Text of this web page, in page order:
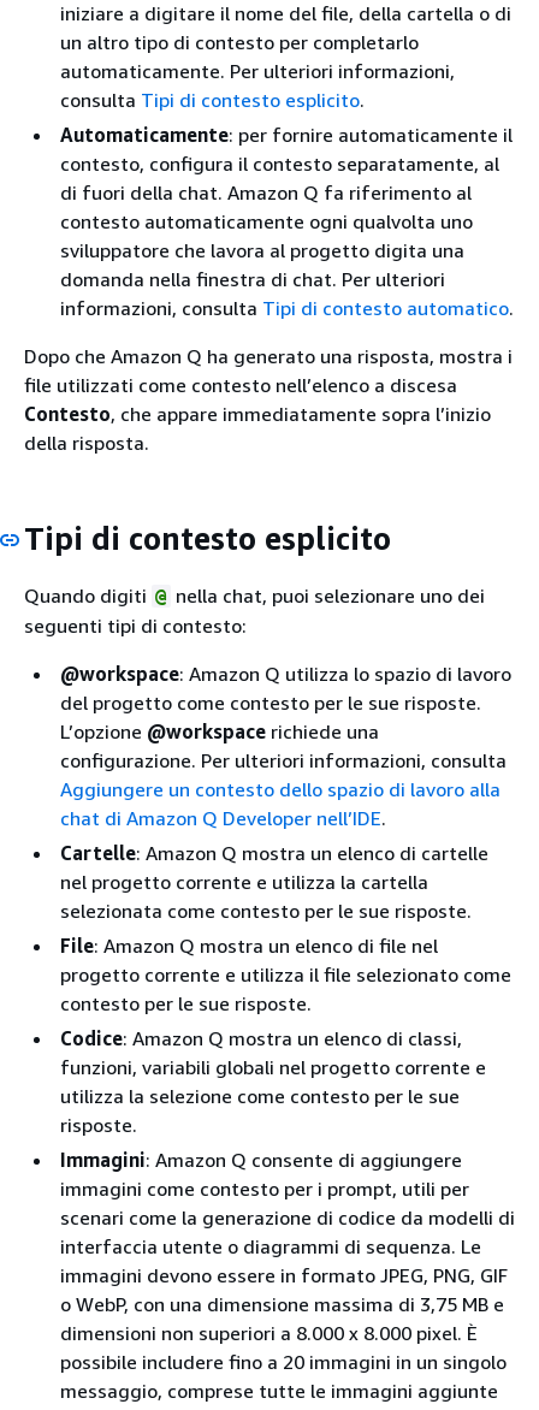
iniziare a digitare il nome del file, della cartella o di
un altro tipo di contesto per completarlo
automaticamente. Per ulteriori informazioni,
consulta Tipi di contesto esplicito.
Automaticamente: per fornire automaticamente il
contesto, configura il contesto separatamente, al
di fuori della chat. Amazon Q fa riferimento al
contesto automaticamente ogni qualvolta uno
sviluppatore che lavora al progetto digita una
domanda nella finestra di chat. Per ulteriori
informazioni, consulta Tipi di contesto automatico.
Dopo che Amazon Q ha generato una risposta, mostra i
file utilizzati come contesto nell’elenco a discesa
Contesto, che appare immediatamente sopra l’inizio
della risposta.
Tipi di contesto esplicito
Quando digiti @ nella chat, puoi selezionare uno dei
seguenti tipi di contesto:
@workspace: Amazon Q utilizza lo spazio di lavoro
del progetto come contesto per le sue risposte.
L’opzione @workspace richiede una
configurazione. Per ulteriori informazioni, consulta
Aggiungere un contesto dello spazio di lavoro alla
chat di Amazon Q Developer nell’IDE.
Cartelle: Amazon Q mostra un elenco di cartelle
nel progetto corrente e utilizza la cartella
selezionata come contesto per le sue risposte.
File: Amazon Q mostra un elenco di file nel
progetto corrente e utilizza il file selezionato come
contesto per le sue risposte.
Codice: Amazon Q mostra un elenco di classi,
funzioni, variabili globali nel progetto corrente e
utilizza la selezione come contesto per le sue
risposte.
Immagini: Amazon Q consente di aggiungere
immagini come contesto per i prompt, utili per
scenari come la generazione di codice da modelli di
interfaccia utente o diagrammi di sequenza. Le
immagini devono essere in formato JPEG, PNG, GIF
o WebP, con una dimensione massima di 3,75 MB e
dimensioni non superiori a 8.000 x 8.000 pixel. È
possibile includere fino a 20 immagini in un singolo
messaggio, comprese tutte le immagini aggiunte